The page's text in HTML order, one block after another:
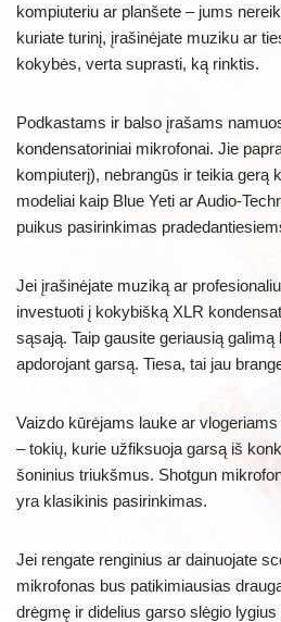
kompiuteriu ar planšete – jums
kuriate turinį, įrašinėjate muziku ar
kokybės, verta suprasti, ką rinktis.
Podkastams ir balso įrašams
kondensatoriniai mikrofonai. Jie
kompiuterį), nebrangūs ir teikia gerą
modeliai kaip Blue Yeti ar Audio-
puikus pasirinkimas
Jei įrašinėjate muziką ar
investuoti į kokybišką XLR
sąsają. Taip gausite geriausią
apdorojant garsą. Tiesa, tai jau
Vaizdo kūrėjams lauke ar
– tokių, kurie užfiksuoja garsą iš
šoninius triukšmus. Shotgun
yra klasikinis pasirinkimas.
Jei rengate renginius ar dainuojate
mikrofonas bus patikimiausias
drėgmę ir didelius garso slėgio lygius